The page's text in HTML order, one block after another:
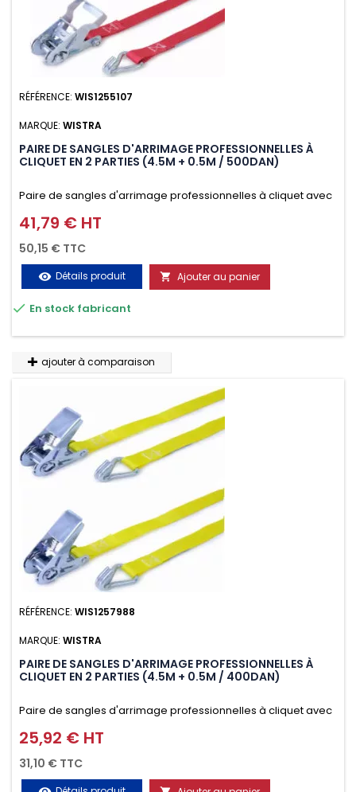
RÉFÉRENCE: WIS1255107
MARQUE: WISTRA
PAIRE DE SANGLES D'ARRIMAGE PROFESSIONNELLES À
CLIQUET EN 2 PARTIES (4.5M + 0.5M / 500DAN)
Paire de sangles d'arrimage professionnelles à cliquet avec
crochet en 2 parties (4.5M + 0.5M / 500daN), simple et rapide
d'utilisation. Permet d'arrimer et de sécuriser vos
chargements pendant le transport. Matière polyester très
résistante aux UV et aux variations de températures,
n'absorbe pas l'eau.
Prix
41,79 € HT
50,15 € TTC
visibility Détails produit  Ajouter au panier
 En stock fabricant
ajouter à comparaison
RÉFÉRENCE: WIS1257988
MARQUE: WISTRA
PAIRE DE SANGLES D'ARRIMAGE PROFESSIONNELLES À
CLIQUET EN 2 PARTIES (4.5M + 0.5M / 400DAN)
Paire de sangles d'arrimage professionnelles à cliquet avec
crochet en 2 parties (4.5M + 0.5M / 400daN), simple et rapide
d'utilisation. Permet d'arrimer et de sécuriser
vos chargements pendant le transport. Matière polyester
Prix
25,92 € HT
31,10 € TTC